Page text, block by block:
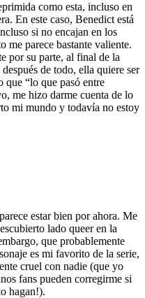
como esta, incluso en
En este caso, Benedict está
si no encajan en los
me parece bastante valiente.
por su parte, al final de la
de todo, ella quiere ser
“lo que pasó entre
me hizo darme cuenta de lo
mi mundo y todavía no estoy
estar bien por ahora. Me
lado queer en la
que probablemente
es mi favorito de la serie,
cruel con nadie (que yo
fans pueden corregirme si
hagan!).